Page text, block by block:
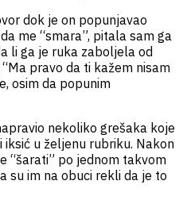
dok je on popunjavao
me “smara”, pitala sam ga
li ga je ruka zaboljela od
pravo da ti kažem nisam
osim da popunim
nekoliko grešaka koje
iksić u željenu rubriku. Nakon
“šarati” po jednom takvom
su im na obuci rekli da je to